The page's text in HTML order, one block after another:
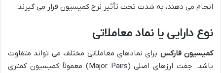
انجام می دهند، به شدت تحت تأثیر نرخ کمیسیون قرار می گیرند.
نوع دارایی یا نماد معاملاتی
کمیسیون فارکس برای نمادهای معاملاتی مختلف می تواند متفاوت
باشد. جفت ارزهای اصلی (Major Pairs) معمولاً کمیسیون کمتری